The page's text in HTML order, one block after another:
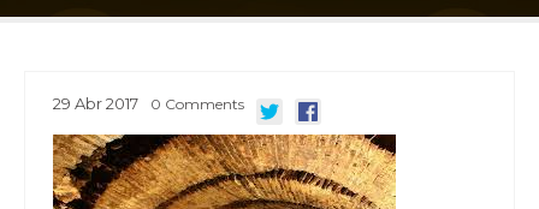
29 Abr2017 0 Comments